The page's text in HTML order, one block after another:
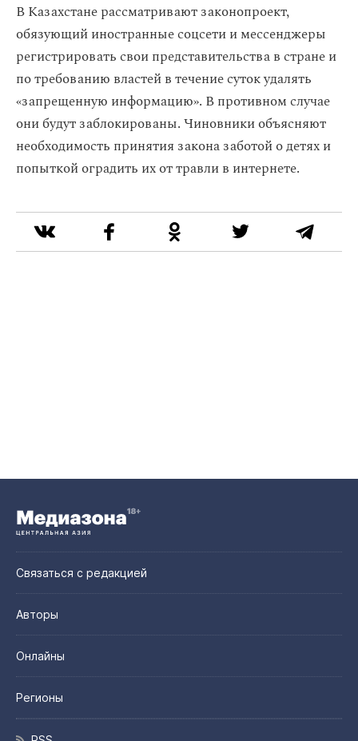
В Казахстане рассматривают законопроект,
обязующий иностранные соцсети и мессенджеры
регистрировать свои представительства в стране и
по требованию властей в течение суток удалять
«запрещенную информацию». В противном случае
они будут заблокированы. Чиновники объясняют
необходимость принятия закона заботой о детях и
попыткой оградить их от травли в интернете.
Связаться с редакцией
Авторы
Онлайны
Регионы